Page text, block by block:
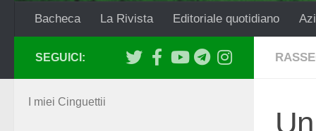
Bacheca La Rivista Editoriale quotidiano
SEGUICI:
I miei Cinguettii